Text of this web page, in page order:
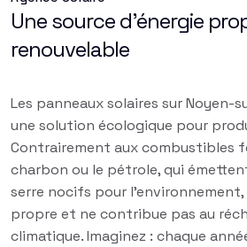
Une source d'énergie
renouvelable
Les panneaux solaires sur Noyen-
une solution écologique pour
Contrairement aux combustibles
charbon ou le pétrole, qui
serre nocifs pour l'environnement,
propre et ne contribue pas au
climatique. Imaginez : chaque